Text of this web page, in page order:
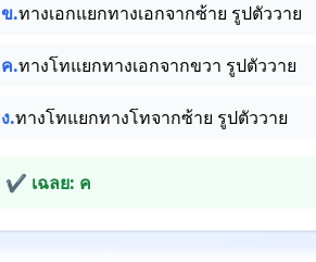
ข.ทางเอกแยกทางเอกจากซ้าย รูปตัววาย
ค.ทางโทแยกทางเอกจากขวา รูปตัววาย
ง.ทางโทแยกทางโทจากซ้าย รูปตัววาย
✔ เฉลย: ค